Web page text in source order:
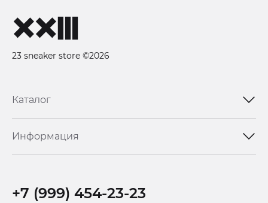
23 sneaker store ©2026
Каталог
Информация
+7 (999) 454-23-23